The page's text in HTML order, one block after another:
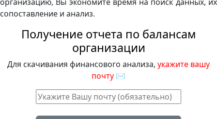
организацию, Вы экономите время на поиск данных, их
сопоставление и анализ.
Получение отчета по балансам
организации
Для скачивания финансового анализа, укажите вашу
почту ✉